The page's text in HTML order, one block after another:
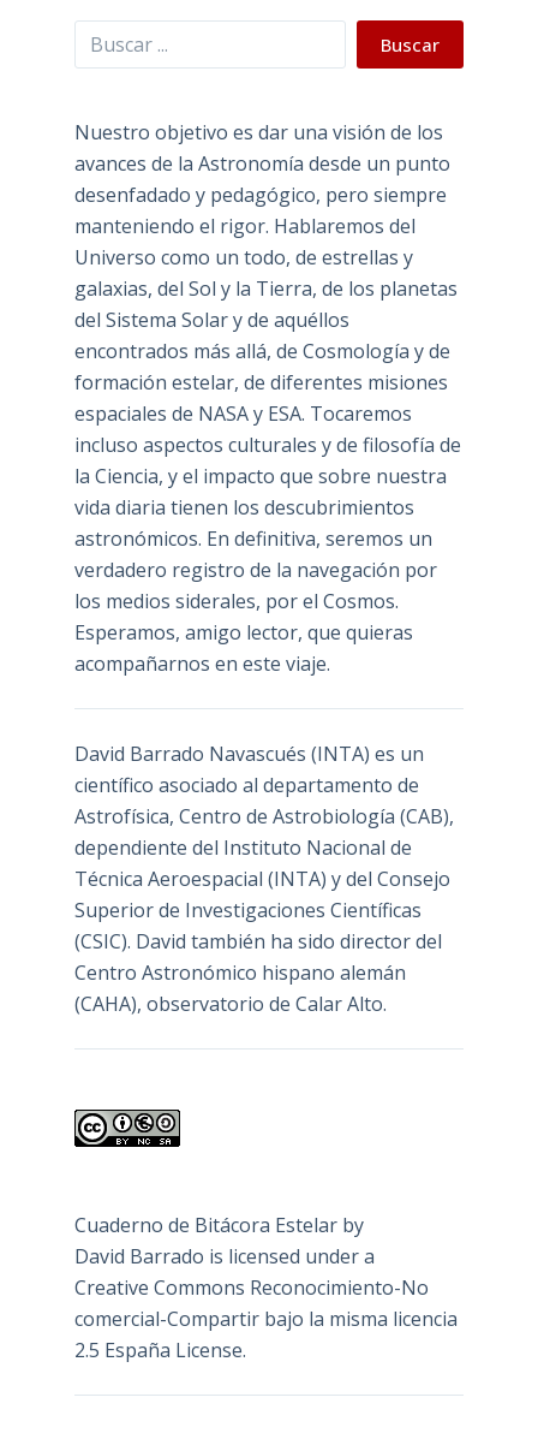
Buscar Buscar
Nuestro objetivo es dar una visión de los
avances de la Astronomía desde un punto
desenfadado y pedagógico, pero siempre
manteniendo el rigor. Hablaremos del
Universo como un todo, de estrellas y
galaxias, del Sol y la Tierra, de los planetas
del Sistema Solar y de aquéllos
encontrados más allá, de Cosmología y de
formación estelar, de diferentes misiones
espaciales de NASA y ESA. Tocaremos
incluso aspectos culturales y de filosofía de
la Ciencia, y el impacto que sobre nuestra
vida diaria tienen los descubrimientos
astronómicos. En definitiva, seremos un
verdadero registro de la navegación por
los medios siderales, por el Cosmos.
Esperamos, amigo lector, que quieras
acompañarnos en este viaje.
David Barrado Navascués (INTA) es un
científico asociado al departamento de
Astrofísica, Centro de Astrobiología (CAB),
dependiente del Instituto Nacional de
Técnica Aeroespacial (INTA) y del Consejo
Superior de Investigaciones Científicas
(CSIC). David también ha sido director del
Centro Astronómico hispano alemán
(CAHA), observatorio de Calar Alto.
Cuaderno de Bitácora Estelarby
David Barrado is licensed under a
Creative Commons Reconocimiento-No
comercial-Compartir bajo la misma licencia
2.5 España License.